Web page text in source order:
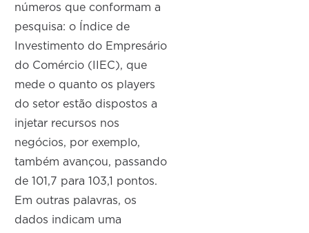
números que conformam a
pesquisa: o Índice de
Investimento do Empresário
do Comércio (IIEC), que
mede o quanto os players
do setor estão dispostos a
injetar recursos nos
negócios, por exemplo,
também avançou, passando
de 101,7 para 103,1 pontos.
Em outras palavras, os
dados indicam uma